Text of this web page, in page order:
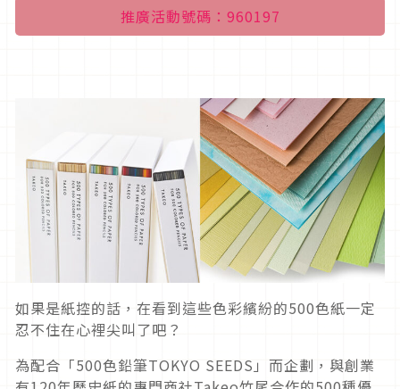
推廣活動號碼：960197
如果是紙控的話，在看到這些色彩繽紛的500色紙一定
忍不住在心裡尖叫了吧？
為配合「500色鉛筆TOKYO SEEDS」而企劃，與創業